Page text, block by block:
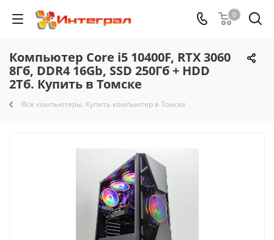
0
Компьютер Core i5 10400F, RTX 3060
8Гб, DDR4 16Gb, SSD 250Гб + HDD
2Тб. Купить в Томске
Все компьютеры. Купить компьютер в Томске